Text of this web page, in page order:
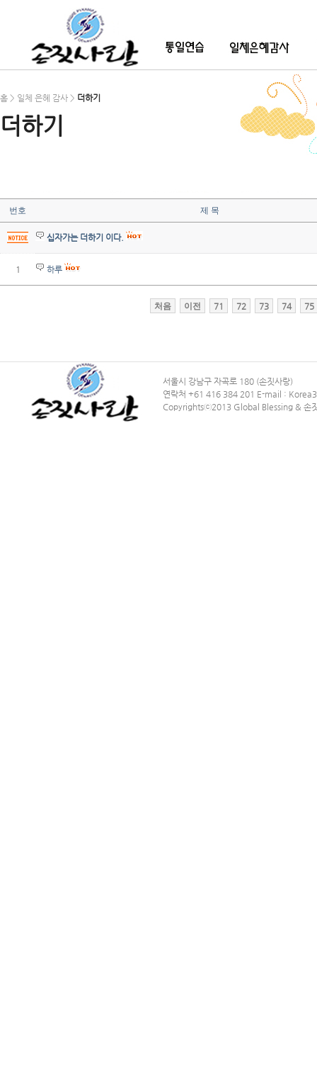
더하기
홈 > 일체 은혜 감사 > 더하기
번호 제 목
십자가는 더하기 이다.
1 하루
처음 이전 71 72 73 74 75
서울시 강남구 자곡로 180 (손짓사랑)
연락처 +61 416 384 201 E-mail :
Copyrightsⓒ2013 Global Blessing & 손